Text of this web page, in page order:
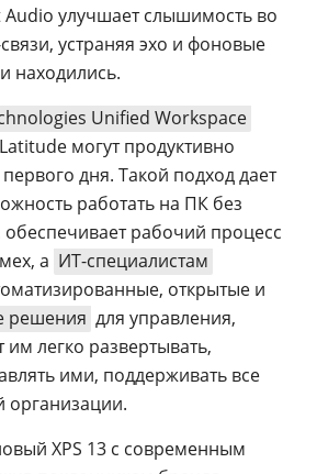
улучшает слышимость во
устраняя эхо и фоновые
находились.
Unified Workspace
могут продуктивно
дня. Такой подход дает
работать на ПК без
рабочий процесс
а ИТ-специалистам
открытые и
решения для управления,
легко развертывать,
ими, поддерживать все
организации.
XPS 13 с современным